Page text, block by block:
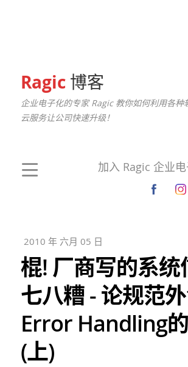
Ragic博客
企业电子化的专家 Ragic 教你如何利用各种
云服务让公司快速升级！
加入 Ragic 企业电
2010 年 六月 05 日
棍! 厂商写的系统
七八糟 - 论规范
Error Handling
(上)